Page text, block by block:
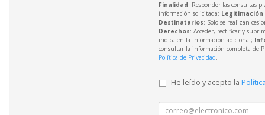
Finalidad: Responder las consultas
información solicitada; Legitimación
Destinatarios: Solo se realizan
Derechos: Acceder, rectificar y
indica en la información adicional;
consultar la información completa de
Política de Privacidad.
He leído y acepto la